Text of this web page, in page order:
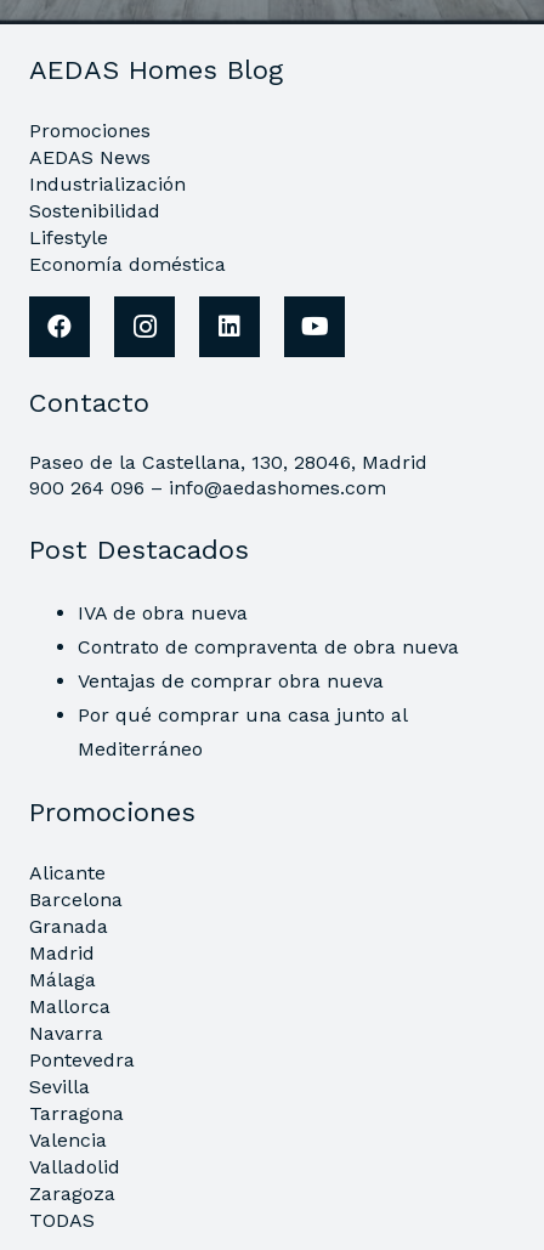
AEDAS Homes Blog
Promociones
AEDAS News
Industrialización
Sostenibilidad
Lifestyle
Economía doméstica
Contacto
Paseo de la Castellana, 130, 28046, Madrid
900 264 096 – info@aedashomes.com
Post Destacados
IVA de obra nueva
Contrato de compraventa de obra nueva
Ventajas de comprar obra nueva
Por qué comprar una casa junto al
Mediterráneo
Promociones
Alicante
Barcelona
Granada
Madrid
Málaga
Mallorca
Navarra
Pontevedra
Sevilla
Tarragona
Valencia
Valladolid
Zaragoza
TODAS